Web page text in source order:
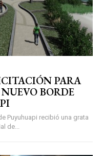
PARA
BORDE
Puyuhuapi recibió una grata
de...